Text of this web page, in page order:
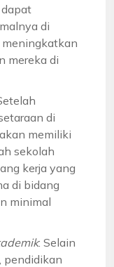
di
meningkatkan
mereka di
di
memiliki
sekolah
kerja yang
di bidang
minimal
: Selain
pendidikan